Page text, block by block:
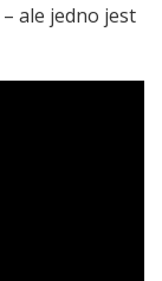
ale jedno jest